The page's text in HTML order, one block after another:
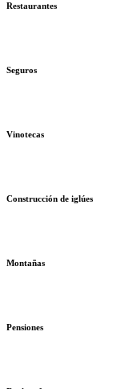
Restaurantes
Seguros
Vinotecas
Construcción de iglúes
Montañas
Pensiones